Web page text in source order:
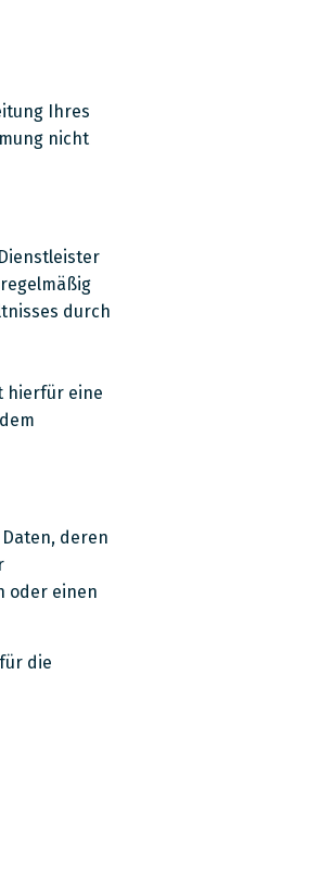
Ihres
nicht
durch
hierfür eine
deren
oder einen
die